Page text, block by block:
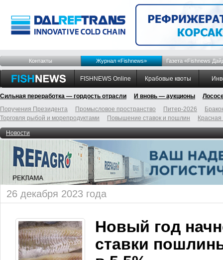
Контакты Журнал «Fishnews» Газета «Fishnews
FISHNEWS Online Крабовые квоты
Сильная переработка — гордость отрасли И вновь — аукционы
Поручения Президента
Промысловое пространство Питер-2026
Торговля рыбой и морепродуктами
Повышение ставок и пошлин
Новости
26 декабря 2023 года
Новый год
ставки